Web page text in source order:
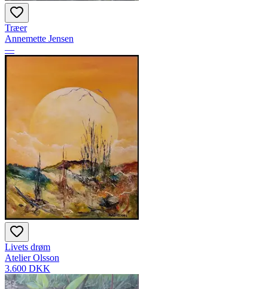
Træer
Annemette Jensen
—
Livets drøm
Atelier Olsson
3.600 DKK